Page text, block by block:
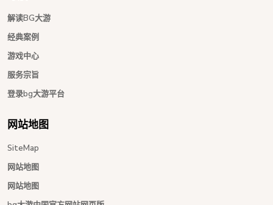
解读BG大游
经典案例
游戏中心
服务宗旨
登录bg大游平台
网站地图
SiteMap
网站地图
网站地图